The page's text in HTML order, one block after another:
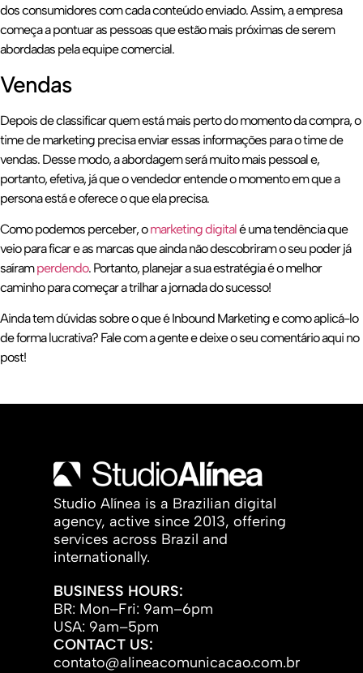
dos consumidores com cada conteúdo enviado. Assim, a empresa
começa a pontuar as pessoas que estão mais próximas de serem
abordadas pela equipe comercial.
Vendas
Depois de classificar quem está mais perto do momento da compra, o
time de marketing precisa enviar essas informações para o time de
vendas. Desse modo, a abordagem será muito mais pessoal e,
portanto, efetiva, já que o vendedor entende o momento em que a
persona está e oferece o que ela precisa.
Como podemos perceber, omarketing digitalé uma tendência que
veio para ficar e as marcas que ainda não descobriram o seu poder já
saíramperdendo. Portanto, planejar a sua estratégia é o melhor
caminho para começar a trilhar a jornada do sucesso!
Ainda tem dúvidas sobre o que é Inbound Marketing e como aplicá-lo
de forma lucrativa? Fale com a gente e deixe o seu comentário aqui no
post!
Studio Alínea is a Brazilian digital
agency, active since 2013, offering
services across Brazil and
internationally.
BUSINESS HOURS:
BR: Mon–Fri: 9am–6pm
USA: 9am–5pm
CONTACT US:
contato@alineacomunicacao.com.br